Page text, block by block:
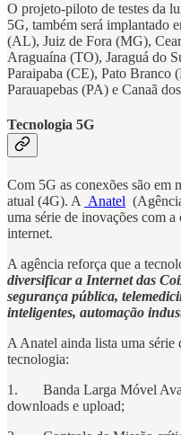
O projeto-piloto de testes da
5G, também será implantado
(AL), Juiz de Fora (MG),
Araguaína (TO), Jaraguá do
Paraipaba (CE), Pato Branco
Parauapebas (PA) e Canaã
Tecnologia 5G
Com 5G as conexões são em
atual (4G). A Anatel
uma série de inovações com
internet.
A agência reforça que a
diversificar a Internet das
segurança pública,
inteligentes, automação
A Anatel ainda lista uma série
tecnologia:
1. Banda Larga Móvel
downloads e upload;